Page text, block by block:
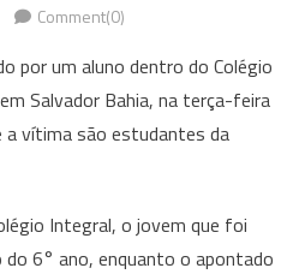
Comment(0)
por um aluno dentro do Colégio
Salvador Bahia, na terça-feira
a vítima são estudantes da
Integral, o jovem que foi
6° ano, enquanto o apontado